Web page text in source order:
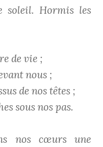
soleil. Hormis les
de vie ;
nous ;
de nos têtes ;
sous nos pas.
nos cœurs une